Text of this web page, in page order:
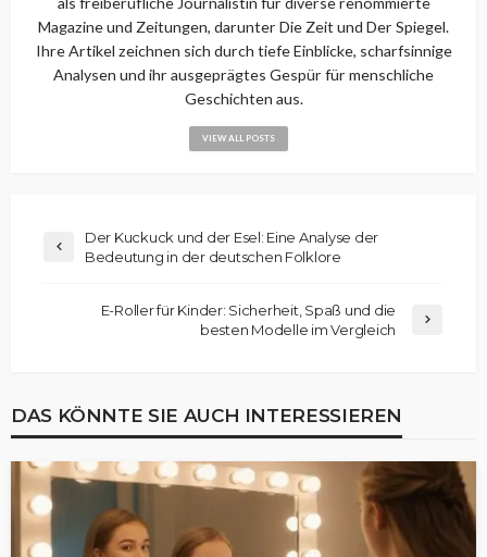
Magazine und Zeitungen, darunter Die Zeit und Der Spiegel.
Ihre Artikel zeichnen sich durch tiefe Einblicke, scharfsinnige
Analysen und ihr ausgeprägtes Gespür für menschliche
Geschichten aus.
VIEW ALL POSTS
Der Kuckuck und der Esel: Eine Analyse der
Bedeutung in der deutschen Folklore
E-Roller für Kinder: Sicherheit, Spaß und die
besten Modelle im Vergleich
DAS KÖNNTE SIE AUCH INTERESSIEREN